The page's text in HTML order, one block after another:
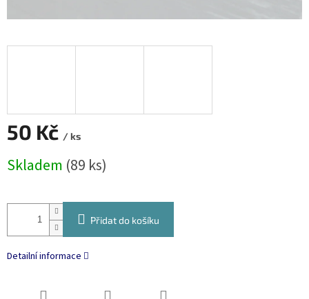
50 Kč / ks
cena:
Skladem (89 ks)
Přidat do košíku
Detailní informace